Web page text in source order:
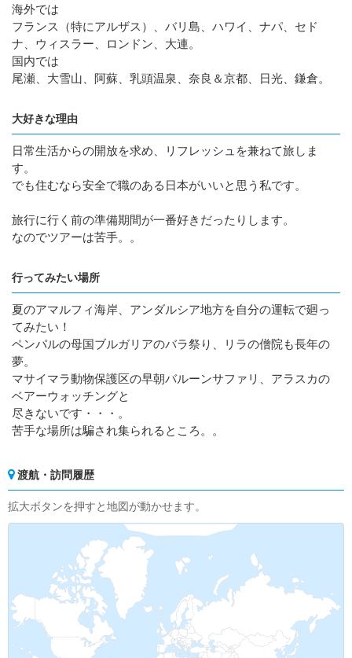
海外では
フランス（特にアルザス）、バリ島、ハワイ、ナパ、セド
ナ、ウィスラー、ロンドン、大連。
国内では
尾瀬、大雪山、阿蘇、乳頭温泉、奈良＆京都、日光、鎌倉。
大好きな理由
日常生活からの開放を求め、リフレッシュを兼ねて旅しま
す。
でも住むなら安全で職のある日本がいいと思う私です。
旅行に行く前の準備期間が一番好きだったりします。
なのでツアーは苦手。。
行ってみたい場所
夏のアマルフィ海岸、アンダルシア地方を自分の運転で廻っ
てみたい！
ペンパルの母国ブルガリアのバラ祭り、リラの僧院も長年の
夢。
マサイマラ動物保護区の早朝バルーンサファリ、アラスカの
ベアーウォッチングと
尽きないです・・・。
苦手な場所は騙され集られるところ。。
渡航・訪問履歴
拡大ボタンを押すと地図が動かせます。